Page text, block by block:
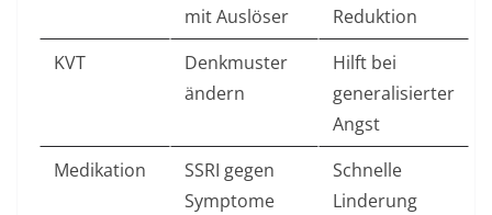
mit Auslöser
Reduktion ​
KVT
Denkmuster
ändern
Hilft bei
generalisierter
Angst ​
Medikation
SSRI gegen
Symptome
Schnelle
Linderung ​